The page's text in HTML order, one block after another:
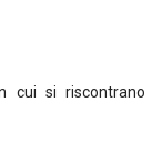
cui si riscontrano